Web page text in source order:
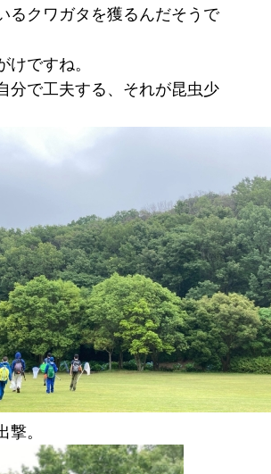
るクワガタを獲るんだそうで
けですね。
分で工夫する、それが昆虫少
撃。